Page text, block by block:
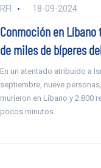
RFI 18-09-2024
Conmoción en
de miles de bíperes
En un atentado atribuido a
septiembre, nueve
murieron en Líbano y 2.800
pocos minutos.